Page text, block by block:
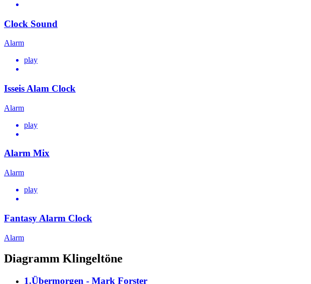
Clock Sound
Alarm
play
Isseis Alam Clock
Alarm
play
Alarm Mix
Alarm
play
Fantasy Alarm Clock
Alarm
Diagramm Klingeltöne
1.Übermorgen - Mark Forster